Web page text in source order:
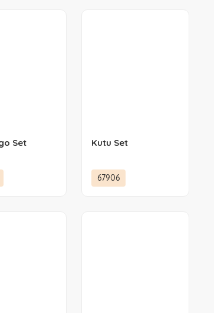
Set Kutu Set
67906